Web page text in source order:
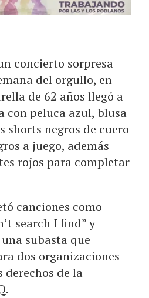
concierto sorpresa
del orgullo, en
de 62 años llegó a
con peluca azul, blusa
shorts negros de cuero
a juego, además
rojos para completar
canciones como
search I find” y
subasta que
dos organizaciones
derechos de la